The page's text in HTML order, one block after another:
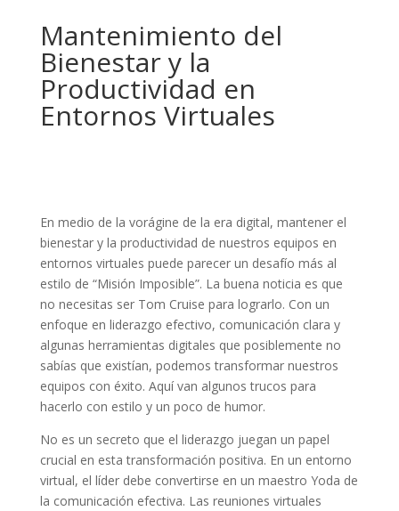
Mantenimiento del
Bienestar y la
Productividad en
Entornos Virtuales
En medio de la vorágine de la era digital, mantener el
bienestar y la productividad de nuestros equipos en
entornos virtuales puede parecer un desafío más al
estilo de “Misión Imposible”. La buena noticia es que
no necesitas ser Tom Cruise para lograrlo. Con un
enfoque en liderazgo efectivo, comunicación clara y
algunas herramientas digitales que posiblemente no
sabías que existían, podemos transformar nuestros
equipos con éxito. Aquí van algunos trucos para
hacerlo con estilo y un poco de humor.
No es un secreto que el liderazgo juegan un papel
crucial en esta transformación positiva. En un entorno
virtual, el líder debe convertirse en un maestro Yoda de
la comunicación efectiva. Las reuniones virtuales